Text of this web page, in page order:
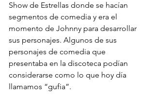
Show de Estrellas donde se hacían
segmentos de comedia y era el
momento de Johnny para desarrollar
sus personajes. Algunos de sus
personajes de comedia que
presentaba en la discoteca podían
considerarse como lo que hoy día
llamamos “gufia”.